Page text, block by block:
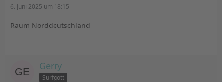
6. Juni 2025 um 18:15
Raum Norddeutschland
Gerry
Surfgott